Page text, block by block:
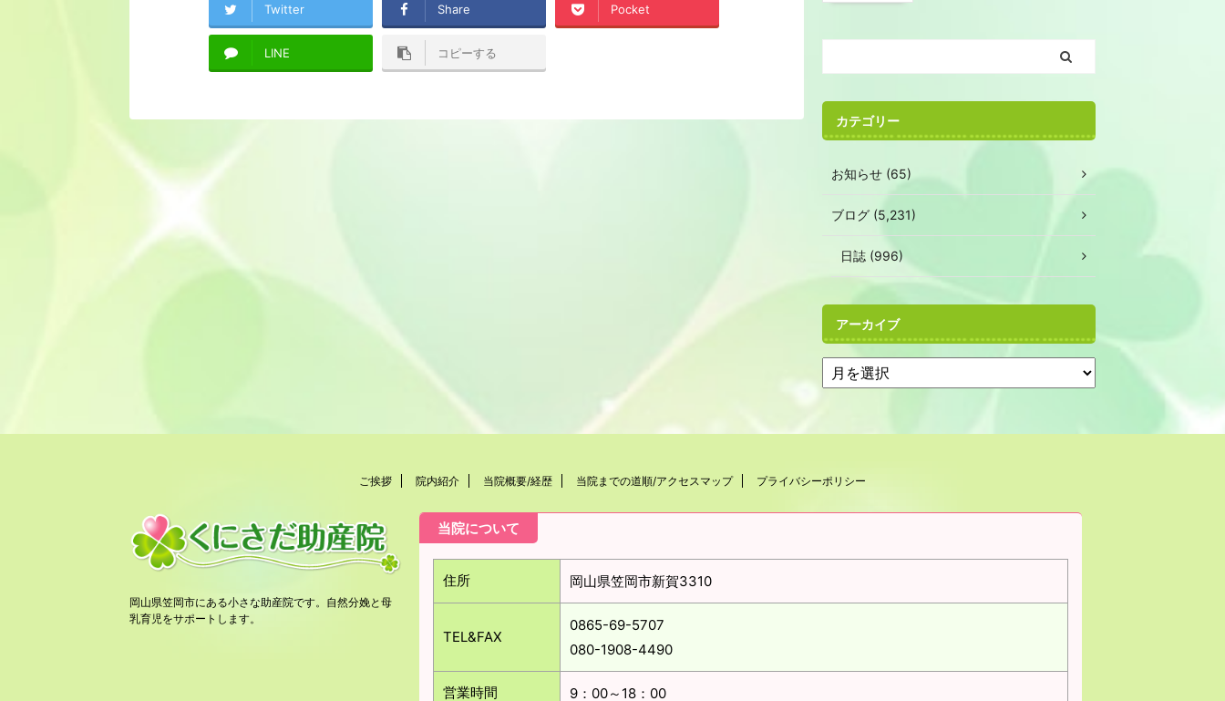
Twitter Share Pocket
LINE コピーする
カテゴリー
お知らせ (65)
ブログ (5,231)
日誌 (996)
アーカイブ
ご挨拶 院内紹介 当院概要/経歴 当院までの道順/アクセスマップ プライバシーポリシー
当院について
住所 岡山県笠岡市新賀3310
TEL&FAX
0865-69-5707
080-1908-4490
営業時間 9：00～18：00
岡山県笠岡市にある小さな助産院です。自然分娩と母
乳育児をサポートします。